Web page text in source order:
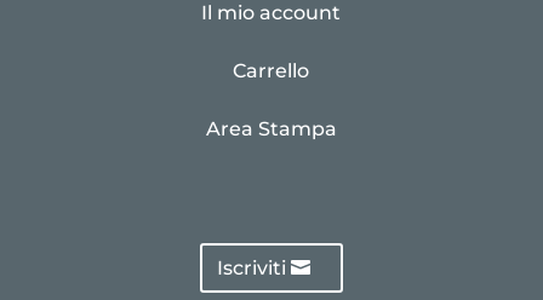
Il mio account
Carrello
Area Stampa
Iscriviti